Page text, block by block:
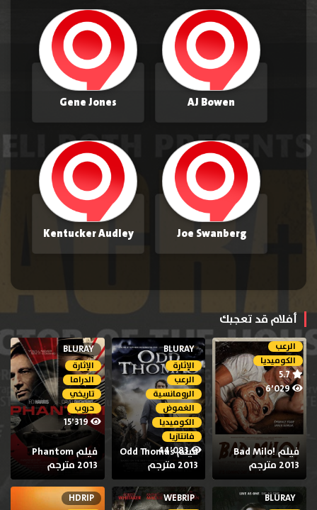
AJ Bowen
Gene Jones
Joe Swanberg
Kentucker Audley
أفلام قد تعجبك
الرعب
الكوميديا
5.7
6٬029
فيلم Bad Milo!
2013 مترجم
BLURAY
الإثارة
الرعب
الرومانسية
الغموض
الكوميديا
فانتازيا
44٬083
فيلم Odd Thomas
2013 مترجم
BLURAY
الإثارة
الدراما
تاريخي
حروب
15٬319
فيلم Phantom
2013 مترجم
BLURAY
WEBRIP
HDRIP